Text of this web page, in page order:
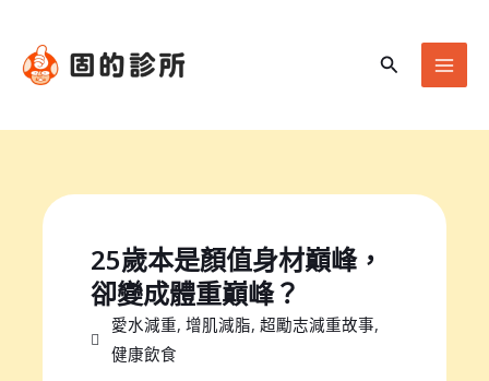
內
搜
25歲本是顏值身材巔峰，
卻變成體重巔峰？
愛水減重, 增肌減脂, 超勵志減重故事,
健康飲食